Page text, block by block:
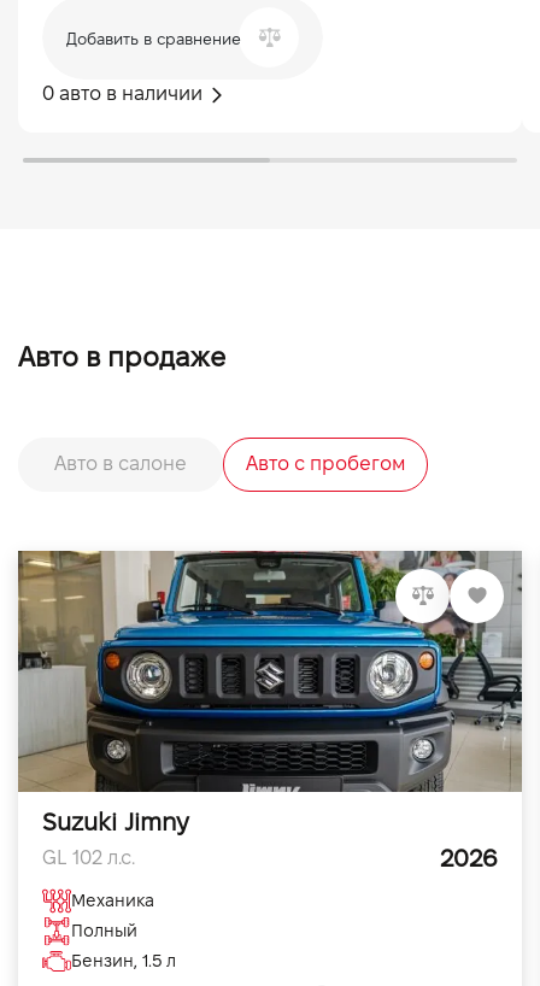
0 авто в наличии
Добавить в сравнение
Авто в продаже
Авто в салоне Авто с пробегом
Suzuki Jimny
GL 102 л.с. 2026
Механика
Полный
Бензин, 1.5 л